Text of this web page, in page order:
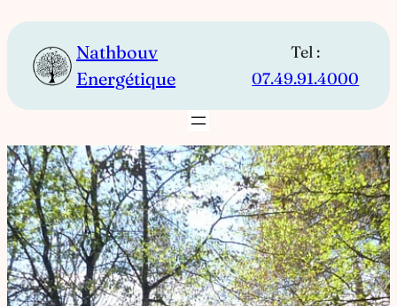
Aller
au
contenu
Nathbouv
Energétique
Tel :
07.49.91.4000